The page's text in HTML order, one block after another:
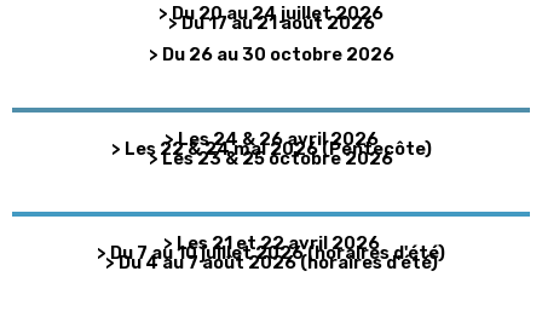
> Du 20 au 24 juillet 2026
> Du 17 au 21 août 2026
> Du 26 au 30 octobre 2026
> Les 24 & 26 avril 2026
> Les 22 & 24 mai 2026 (Pentecôte)
> Les 23 & 25 octobre 2026
> Les 21 et 22 avril 2026
> Du 7 au 10 juillet 2026 (horaires d'été)
> Du 4 au 7 août 2026 (horaires d'été)